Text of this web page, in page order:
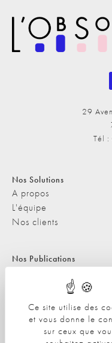
Ce site utilise des
et vous donne le
sur ceux que
29
Tél
Nos Solutions
A propos
L'équipe
Nos clients
Nos Publications
Les Podcasts de
L'ObSoCo dans les
Contacts
Nous contacter